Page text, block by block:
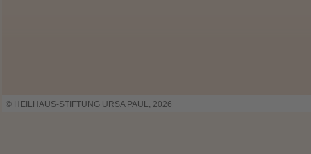
© HEILHAUS-STIFTUNG URSA PAUL, 2026